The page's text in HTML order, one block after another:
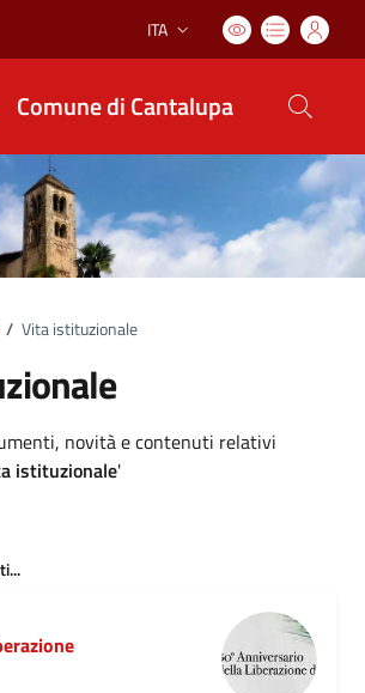
Lingua attiva:
ITA
Comune di Cantalupa
/ Vita istituzionale
novità e contenuti relativi
istituzionale'